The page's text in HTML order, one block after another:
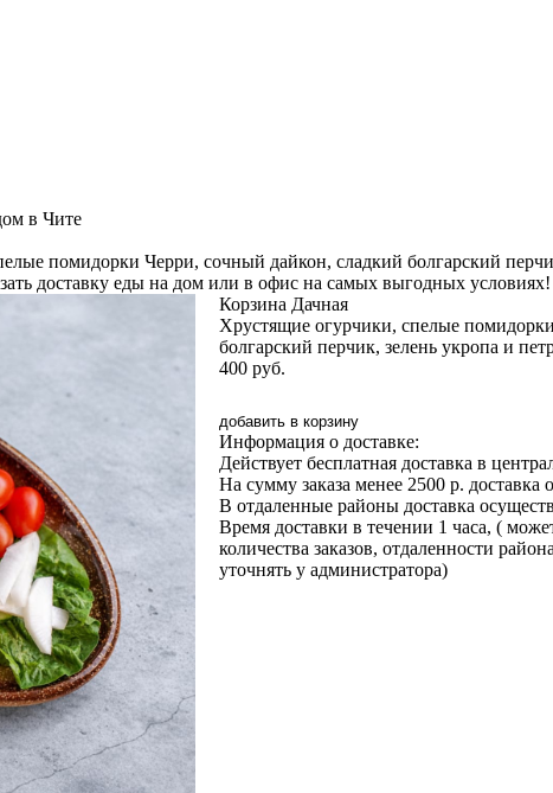
в Чите
помидорки Черри, сочный дайкон, сладкий болгарский
доставку еды на дом или в офис на самых выгодных
Корзина Дачная
Хрустящие огурчики, спелые
болгарский перчик, зелень укропа и
400руб.
добавить в корзину
Информация о доставке:
Действует бесплатная доставка в
На сумму заказа менее 2500 р. доставка
В отдаленные районы доставка
Время доставки в течении 1 часа, (
количества заказов, отдаленности
уточнять у администратора)